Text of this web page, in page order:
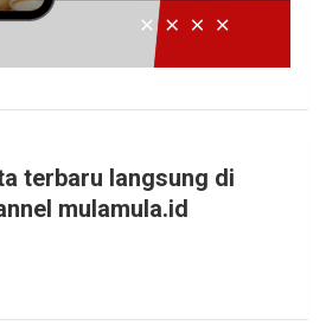
terbaru langsung di
mulamula.id